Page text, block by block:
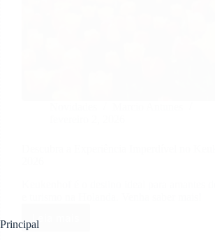
Leia mais
Principal